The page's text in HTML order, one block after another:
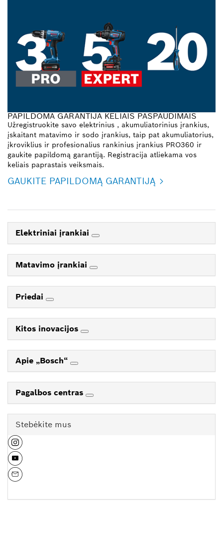
PAPILDOMA GARANTIJA KELIAIS PASPAUDIMAIS
Užregistruokite savo elektrinius , akumuliatorinius įrankius,
įskaitant matavimo ir sodo įrankius, taip pat akumuliatorius,
įkroviklius ir profesionalius rankinius įrankius PRO360 ir
gaukite papildomą garantiją. Registracija atliekama vos
keliais paprastais veiksmais.
GAUKITE PAPILDOMĄ GARANTIJĄ
Elektriniai įrankiai
Matavimo įrankiai
Priedai
Kitos inovacijos
Apie „Bosch“
Pagalbos centras
Stebėkite mus